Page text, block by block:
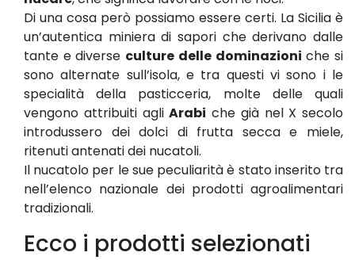
Di una cosa però possiamo essere certi. La Sicilia è
un’autentica miniera di sapori che derivano dalle
tante e diverse culture delle dominazioni che si
sono alternate sull’isola, e tra questi vi sono i le
specialità della pasticceria, molte delle quali
vengono attribuiti agliArabi che già nel X secolo
introdussero dei dolci di frutta secca e miele,
ritenuti antenati dei nucatoli.
Il nucatolo per le sue peculiarità è stato inserito tra
nell’elenco nazionale dei prodotti agroalimentari
tradizionali.
Ecco i prodotti selezionati